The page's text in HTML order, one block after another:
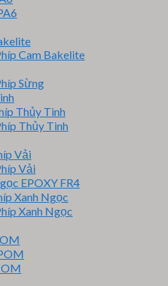
Cam Bakelite
Sừng
Thủy Tinh
Thủy Tinh
Vải
Vải
EPOXY FR4
Xanh Ngọc
Xanh Ngọc